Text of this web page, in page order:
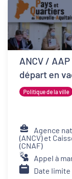
ANCV /
départ en
Victimes de
Politique de la ville
Agence
(ANCV) et
(CNAF)
Appel à
Date limite